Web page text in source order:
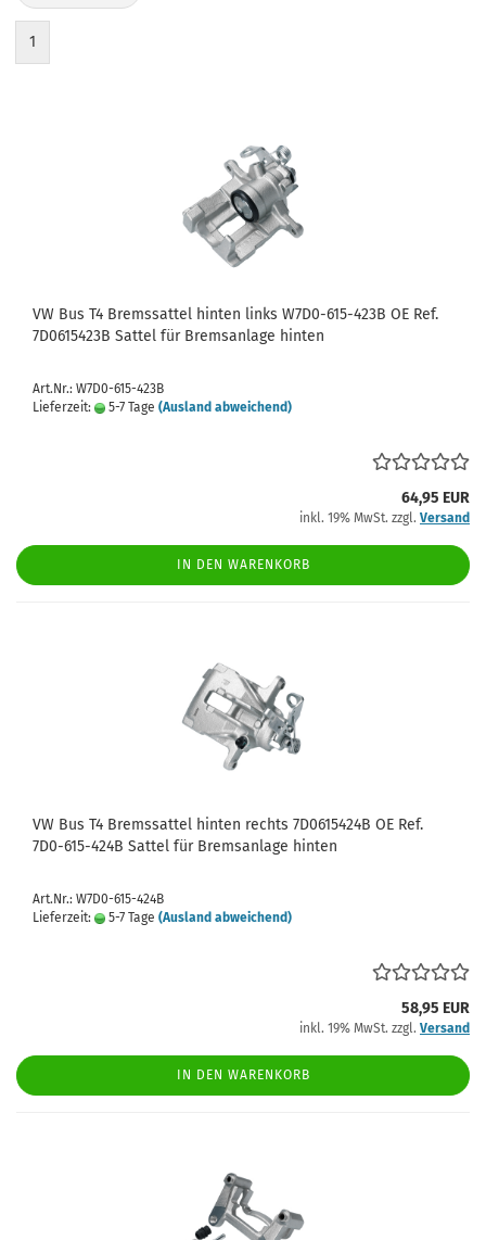
1
VW Bus T4 Bremssattel hinten links W7D0-615-423B OE Ref.
7D0615423B Sattel für Bremsanlage hinten
Art.Nr.: W7D0-615-423B
Lieferzeit:
5-7 Tage (Ausland abweichend)
64,95 EUR
inkl. 19% MwSt. zzgl. Versand
IN DEN WARENKORB
VW Bus T4 Bremssattel hinten rechts 7D0615424B OE Ref.
7D0-615-424B Sattel für Bremsanlage hinten
Art.Nr.: W7D0-615-424B
Lieferzeit:
5-7 Tage (Ausland abweichend)
58,95 EUR
inkl. 19% MwSt. zzgl. Versand
IN DEN WARENKORB